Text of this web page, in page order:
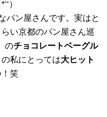
*‘‘）
パン屋さんです。実はと
い京都のパン屋さん巡
のチョコレートベーグル
私にとっては大ヒット
笑